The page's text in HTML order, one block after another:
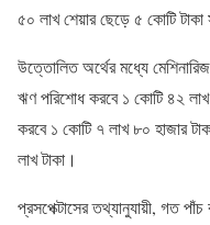
৫০ লাখ শেয়ার ছেড়ে ৫ কোটি
উত্তোলিত অর্থের মধ্যে
ঋণ পরিশোধ করবে ১ কোটি ৪২ লাখ
করবে ১ কোটি ৭ লাখ ৮০ হাজার
লাখ টাকা।
প্রসপেক্টাসের তথ্যানুযায়ী, গত